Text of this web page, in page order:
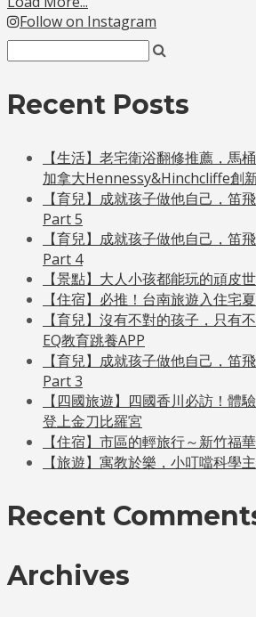
Follow on Instagram
Recent Posts
【生活】老宅衛浴翻修推薦，馬
加拿大Hennessy&Hinchcliffe創
【育兒】成就孩子做他自己，笛
Part 5
【育兒】成就孩子做他自己，笛
Part 4
【景點】大人小孩都能玩的頑皮
【住宿】必推！台南旅遊入住宅
【育兒】沒有不對的孩子，只有
EQ教育跳養APP
【育兒】成就孩子做他自己，笛
Part 3
【四國旅遊】四國香川必訪！體
登上金刀比羅宮
【住宿】市區的輕旅行～新竹福
【旅遊】寓教於樂，小叮噹科學
Recent
Archives